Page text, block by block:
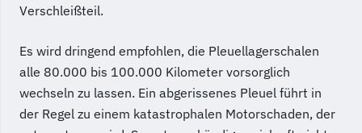
Verschleißteil.
Es wird dringend empfohlen, die Pleuellagerschalen
alle 80.000 bis 100.000 Kilometer vorsorglich
wechseln zu lassen. Ein abgerissenes Pleuel führt in
der Regel zu einem katastrophalen Motorschaden, der